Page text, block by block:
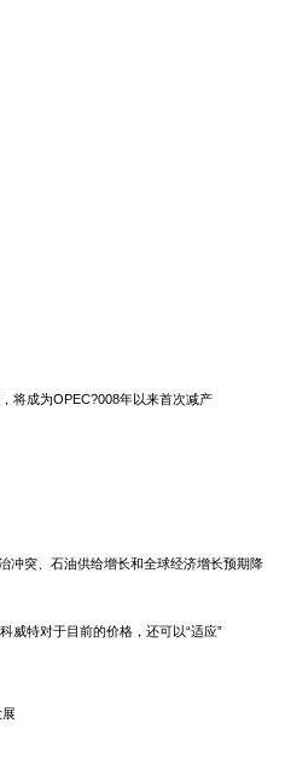
将成为OPEC?008年以来首次减产
冲突、石油供给增长和全球经济增长预期降
威特对于目前的价格，还可以“适应”